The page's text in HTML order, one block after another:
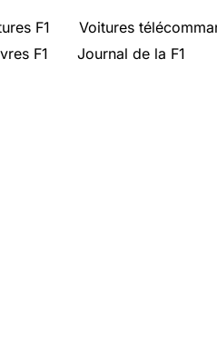
F1 Voitures
F1 Journal de la F1